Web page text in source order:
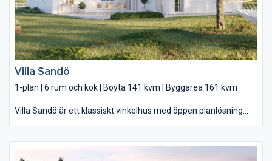
Villa Sandö
1-plan | 6 rum och kök | Boyta 141 kvm | Byggarea 161 kvm
Villa Sandö är ett klassiskt vinkelhus med öppen planlösning
sitta i lä och njuta redan när vårsolens första värmande strålar
bryter fram. Innanför de helglasade partierna hittar du ert